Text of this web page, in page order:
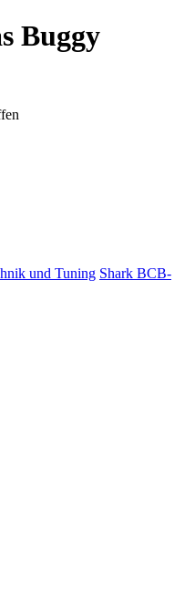
Buggy
und Tuning Shark BCB-